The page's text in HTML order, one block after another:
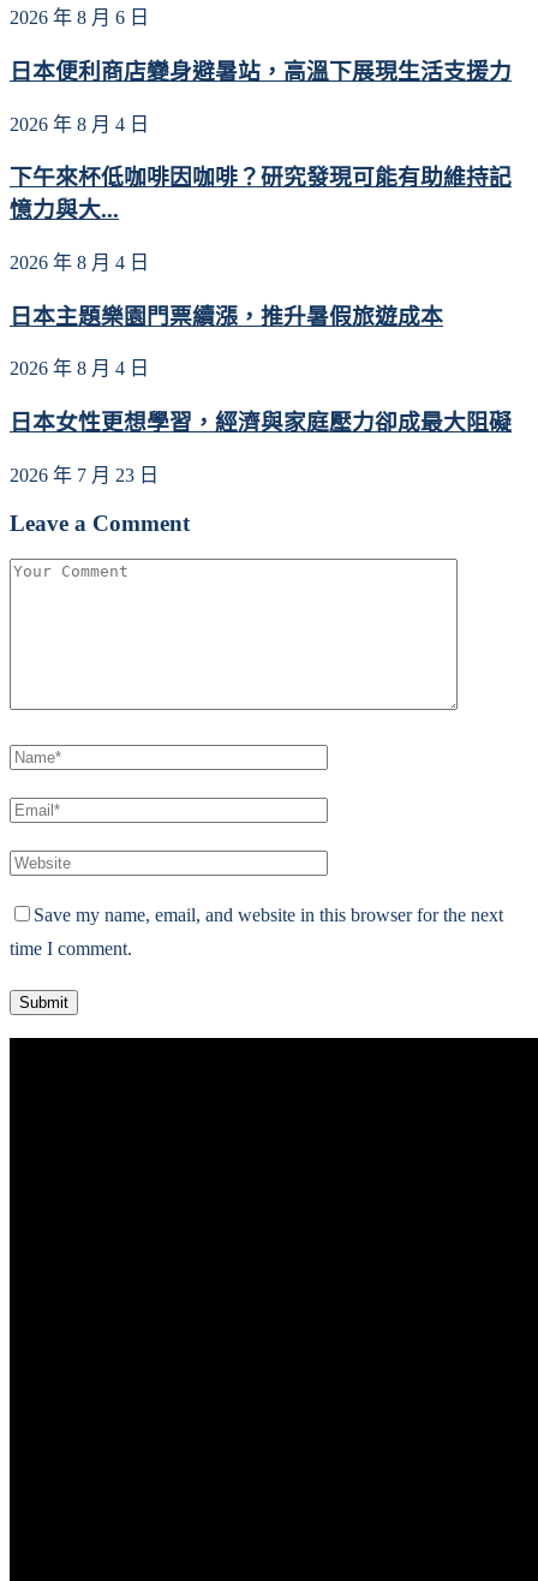
2026 年 8 月 6 日
日本便利商店變身避暑站，高溫下展現生活支援力
2026 年 8 月 4 日
下午來杯低咖啡因咖啡？研究發現可能有助維持記
憶力與大...
2026 年 8 月 4 日
日本主題樂園門票續漲，推升暑假旅遊成本
2026 年 8 月 4 日
日本女性更想學習，經濟與家庭壓力卻成最大阻礙
2026 年 7 月 23 日
Leave a Comment
Save my name, email, and website in this browser for the next
time I comment.